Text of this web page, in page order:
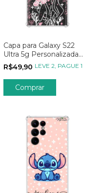
Capa para Galaxy S22
Ultra 5g Personalizada
Flores Menina Flor
R$49,90 LEVE 2, PAGUE 1